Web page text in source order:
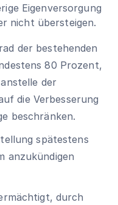
Eigenversorgung
nicht übersteigen.
der bestehenden
80 Prozent,
der
die Verbesserung
beschränken.
spätestens
anzukündigen
durch